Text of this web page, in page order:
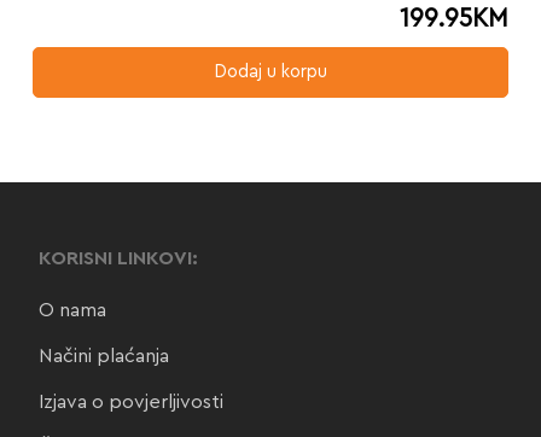
199.95KM
Dodaj u korpu
KORISNI LINKOVI:
O nama
Načini plaćanja
Izjava o povjerljivosti